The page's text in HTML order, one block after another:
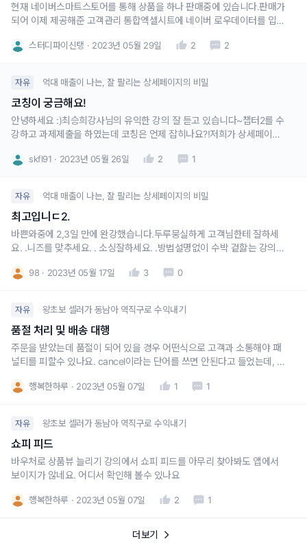
현재 네이버스마트스토어를 통해 상품을 하나 판매중에 있습니다.판매가
되어 이제 제공해준 고객관리 통합엑셀시트에 네이버 로우데이터를 입히
이 하나도 맞지 않습니다.현재 사용할 수 있는 엑셀시트를 제공할 수 있는
스터디파이신탱 2023년 05월 29일 2 2
자유 억대 매출이 나는, 잘 팔리는 상세페이지의 비밀
코칭이 궁금해요!
안녕하세요 :)최승희강사님의 유익한 강의 잘 듣고 있습니다~챕터2를 수
강하고 과제제출을 하였는데 코칭은 언제 잡히나요?!저희가 상세페이지
방식인가요? 궁금합니다~
skfl91 2023년 05월 26일 2 1
자유 억대 매출이 나는, 잘 팔리는 상세페이지의 비밀
최고입니ㄷ2.
바쁜와중에 2,3일 만에 완강했습니다.두루뭉실하게 고객님한테 잘하세
요. .니즈를 맞추세요. . 소싱잘하세요. .방법설명없이 수박 겉핧는 강의들
까지. .정말 감사하게 보고. . 지금부터. .어쩔수없는거만 미리캔버스쓰고.
98 2023년 05월 17일 3 0
자유 왕초보 셀러가 동남아 역직구로 수익내기
품절 처리 및 배송 대행
주문을 받았는데 품절이 되어 있을 경우 어떤식으로 고객과 소통해야 패
널티를 피할수 있나요. cancel이라는 단어를 쓰면 안된다고 들었는데, 고
빠진 내용이 많은 듯 합니다.배송대행지를 쓸 경우 포장 규격에 대해 대충
행복한하루 2023년 05월 07일 1 1
자유 왕초보 셀러가 동남아 역직구로 수익내기
쇼피 피드
바우처로 상품뷰 늘리기 강의에서 쇼피 피드를 아무리 찾아봐도 앱에서
보이지가 않네요. 어디서 확인해 볼수 있나요
행복한하루 2023년 05월 07일 2 1
더보기